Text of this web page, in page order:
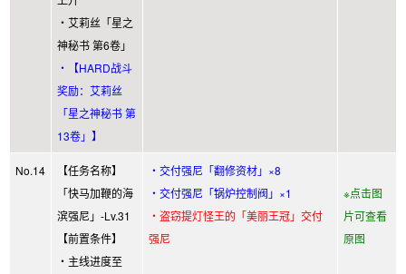
・艾莉丝「星之
神秘书 第6卷」
・【HARD战斗
奖励：艾莉丝
「星之神秘书 第
13卷」】
No.14
【任务名称】
「快马加鞭的海
滨强尼」-Lv.31
【前置条件】
・主线进度至
・交付强尼「翻修资材」×8
・交付强尼「锅炉控制阀」×1
・盗窃提灯怪王的「美丽王冠」交付
强尼
※点击图
片可查看
原图